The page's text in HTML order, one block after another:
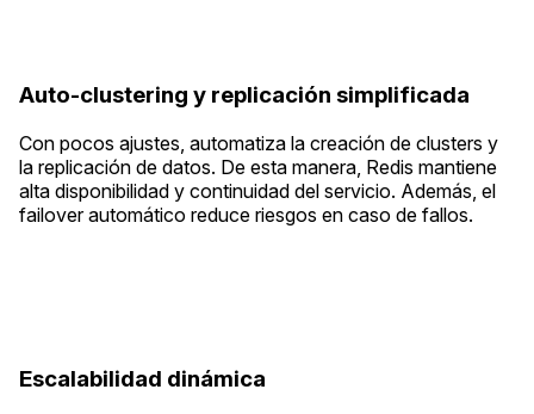
Auto-clustering y replicación simplificada
Con pocos ajustes, automatiza la creación de clusters y
la replicación de datos. De esta manera, Redis mantiene
alta disponibilidad y continuidad del servicio. Además, el
failover automático reduce riesgos en caso de fallos.
Escalabilidad dinámica